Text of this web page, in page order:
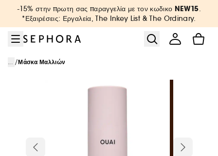
Μετάβαση στο μενού
Μετάβαση στο κύριο περιεχόμενο
Μετάβαση στο υποσέλιδο
-15% στην πρωτη σας παραγγελία με τον κωδικο NEW15.
*Εξαιρέσεις: Εργαλεία, The Inkey List & The Ordinary.
... /Μάσκα Μαλλιών